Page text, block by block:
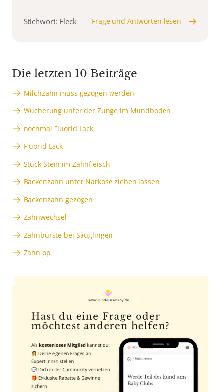
Stichwort: Fleck Frage und Antworten lesen
Die letzten 10 Beiträge
Milchzahn muss gezogen werden
Wucherung unter der Zunge im Mundboden
nochmal Fluorid Lack
Fluorid Lack
Stück Stein im Zahnfleisch
Backenzahn unter Narkose ziehen lassen
Backenzahn gezogen
Zahnwechsel
Zahnbürste bei Säuglingen
Zahn op